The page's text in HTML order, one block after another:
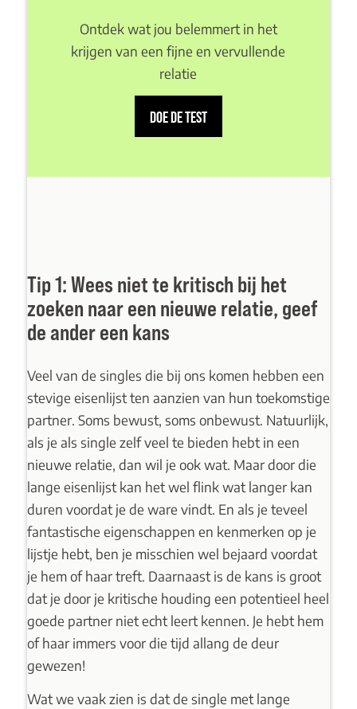
Ontdek wat jou belemmert in het
krijgen van een fijne en vervullende
relatie
DOE DE TEST
Tip 1: Wees niet te kritisch bij het
zoeken naar een nieuwe relatie, geef
de ander een kans
Veel van de singles die bij ons komen hebben een
stevige eisenlijst ten aanzien van hun toekomstige
partner. Soms bewust, soms onbewust. Natuurlijk,
als je als single zelf veel te bieden hebt in een
nieuwe relatie, dan wil je ook wat. Maar door die
lange eisenlijst kan het wel flink wat langer kan
duren voordat je de ware vindt. En als je teveel
fantastische eigenschappen en kenmerken op je
lijstje hebt, ben je misschien wel bejaard voordat
je hem of haar treft. Daarnaast is de kans is groot
dat je door je kritische houding een potentieel heel
goede partner niet echt leert kennen. Je hebt hem
of haar immers voor die tijd allang de deur
gewezen!
Wat we vaak zien is dat de single met lange